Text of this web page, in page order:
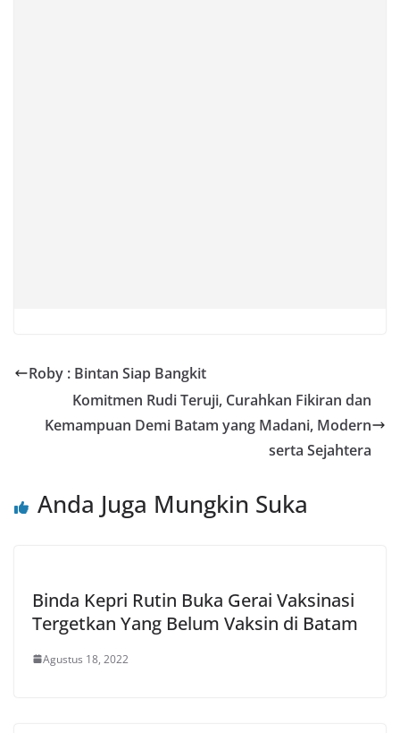
Roby : Bintan Siap Bangkit
Komitmen Rudi Teruji, Curahkan Fikiran dan
Kemampuan Demi Batam yang Madani, Modern
serta Sejahtera
Anda Juga Mungkin Suka
Binda Kepri Rutin Buka Gerai Vaksinasi
Tergetkan Yang Belum Vaksin di Batam
Agustus 18, 2022